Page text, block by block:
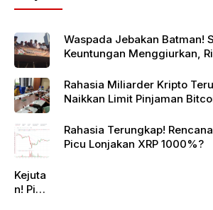
Waspada Jebakan Batman!
Keuntungan Menggiurkan,
Rahasia Miliarder Kripto
Naikkan Limit Pinjaman
Rahasia Terungkap!
Picu Lonjakan XRP 1000%?
Kejuta
n! Pi